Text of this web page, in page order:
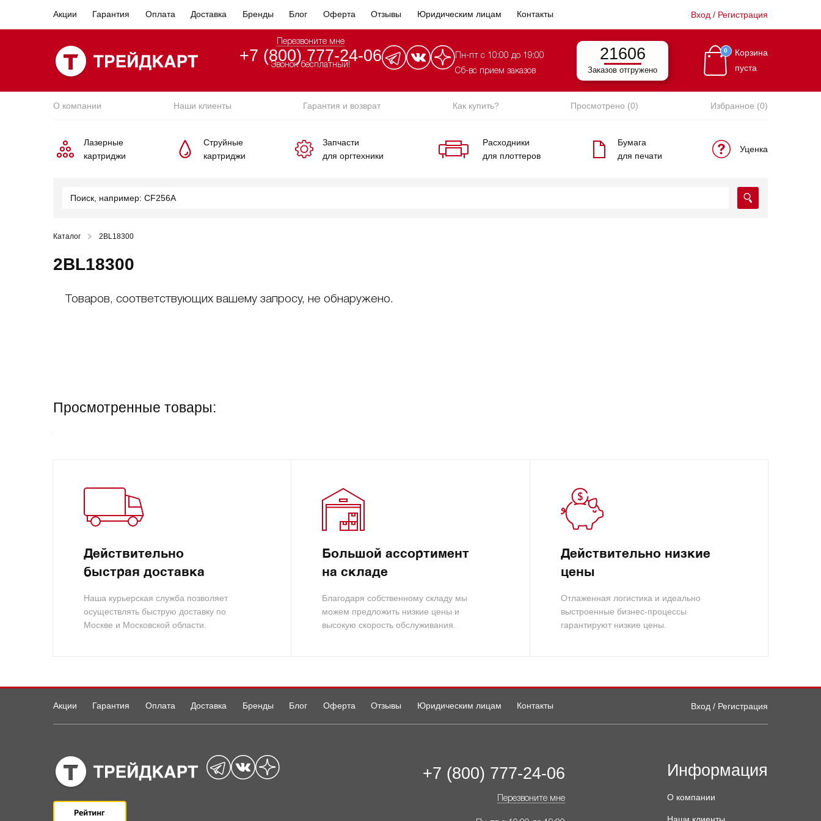
Акции Гарантия Оплата Доставка Бренды Блог Оферта Отзывы Юридическим лицам Контакты Вход / Регистрация
Перезвоните мне
+7 (800) 777-24-06
Звонок бесплатный!
Пн-пт с 10:00 до 19:00
Сб-вс прием заказов
21606
Заказов отгружено
0
Корзина
пуста
О компании Наши клиенты Гарантия и возврат Как купить? Просмотрено (0) Избранное (0)
Лазерные
картриджи
Струйные
картриджи
Запчасти
для оргтехники
Расходники
для плоттеров
Бумага
для печати
Уценка
Каталог 2BL18300
2BL18300
Товаров, соответствующих вашему запросу, не обнаружено.
Просмотренные товары:
Действительно
быстрая доставка
Наша курьерская служба позволяет
осуществлять быструю доставку по
Москве и Московской области.
Большой ассортимент
на складе
Благодаря собственному складу мы
можем предложить низкие цены и
высокую скорость обслуживания.
Действительно низкие
цены
Отлаженная логистика и идеально
выстроенные бизнес-процессы
гарантируют низкие цены.
Акции Гарантия Оплата Доставка Бренды Блог Оферта Отзывы Юридическим лицам Контакты Вход / Регистрация
+7 (800) 777-24-06
Перезвоните мне
Информация
О компании